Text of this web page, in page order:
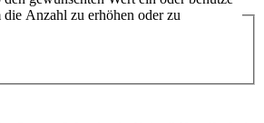
Anzahl zu erhöhen oder zu